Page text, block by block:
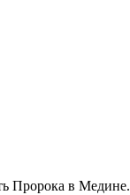
Пророка в Медине.